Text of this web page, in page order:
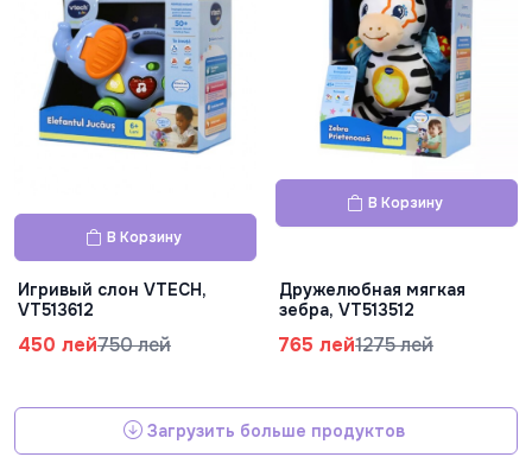
В Корзину
Игривый слон VTECH,
VT513612
450 лей750 лей
В Корзину
Дружелюбная мягкая
зебра, VT513512
765 лей1275 лей
Загрузить больше продуктов